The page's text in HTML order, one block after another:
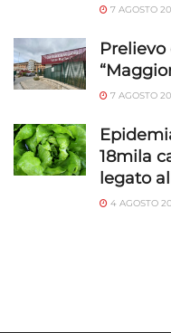
7 AGOSTO
Prelievo
7 AGOSTO
18mila
legato
4 AGOSTO